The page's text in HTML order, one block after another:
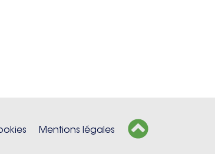
Mentions légales